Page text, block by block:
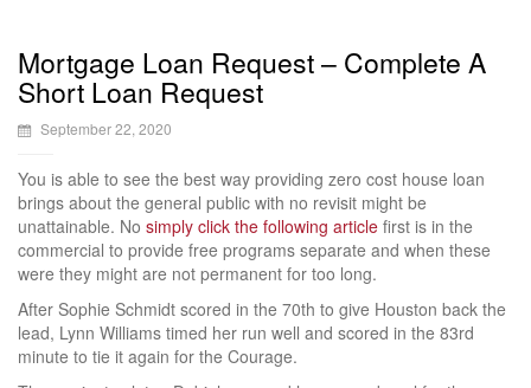
Mortgage Loan Request – Complete A
Short Loan Request
September 22, 2020
You is able to see the best way providing zero cost house loan
brings about the general public with no revisit might be
unattainable. No simply click the following article first is in the
commercial to provide free programs separate and when these
were they might are not permanent for too long.
After Sophie Schmidt scored in the 70th to give Houston back the
lead, Lynn Williams timed her run well and scored in the 83rd
minute to tie it again for the Courage.